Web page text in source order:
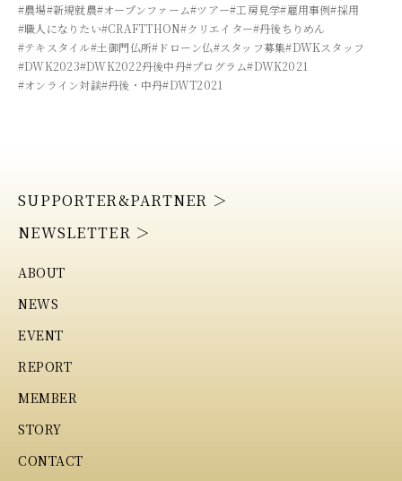
#農場#新規就農#オープンファーム#ツアー#工房見学#雇用事例#採用
#職人になりたい#CRAFTTHON#クリエイター#丹後ちりめん
#テキスタイル#土御門仏所#ドローン仏#スタッフ募集#DWKスタッフ
#DWK2023#DWK2022丹後中丹#プログラム#DWK2021
#オンライン対談#丹後・中丹#DWT2021
SUPPORTER&PARTNER ＞
NEWSLETTER ＞
ABOUT
NEWS
EVENT
REPORT
MEMBER
STORY
CONTACT